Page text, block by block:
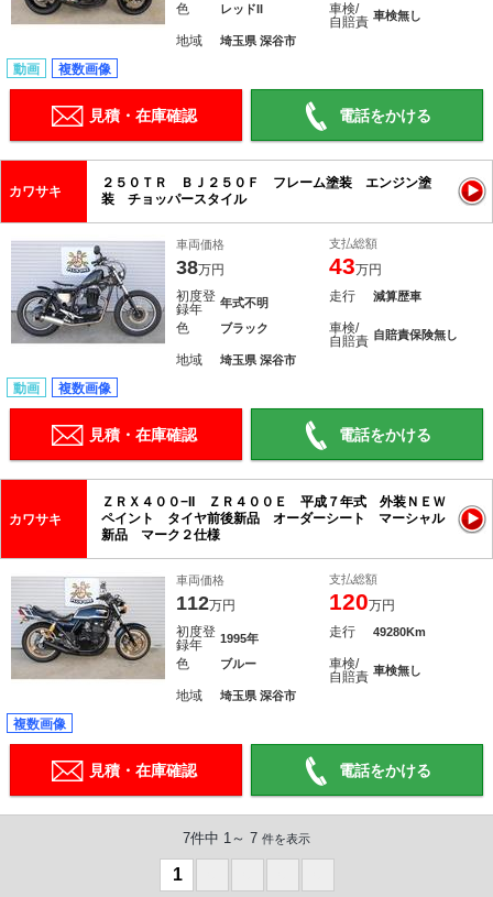
色 レッドII
車検/
自賠責 車検無し
地域 埼玉県 深谷市
動画 複数画像
見積・在庫確認 電話をかける
カワサキ
２５０ＴＲ ＢＪ２５０Ｆ フレーム塗装 エンジン塗
装 チョッパースタイル
車両価格
38万円
支払総額
43万円
初度登
録年
年式不明 走行 減算歴車
色 ブラック
車検/
自賠責 自賠責保険無し
地域 埼玉県 深谷市
動画 複数画像
見積・在庫確認 電話をかける
カワサキ
ＺＲＸ４００−II ＺＲ４００Ｅ 平成７年式 外装ＮＥＷ
ペイント タイヤ前後新品 オーダーシート マーシャル
新品 マーク２仕様
車両価格
112万円
支払総額
120万円
初度登
録年
1995年 走行 49280Km
色 ブルー
車検/
自賠責 車検無し
地域 埼玉県 深谷市
複数画像
見積・在庫確認 電話をかける
7件中 1～ 7 件を表示
1